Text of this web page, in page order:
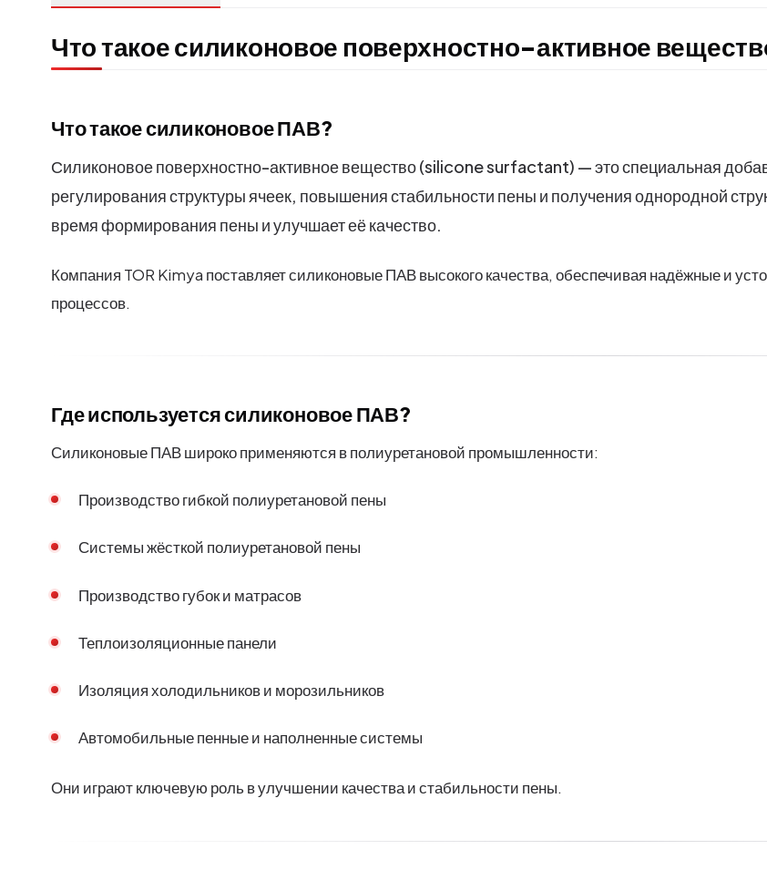
Что такое силиконовое поверхностно-активное
Что такое силиконовое ПАВ?
Силиконовое поверхностно-активное вещество (silicone surfactant) — это специальная
регулирования структуры ячеек, повышения стабильности пены и получения однородной
время формирования пены и улучшает её качество.
Компания TOR Kimya поставляет силиконовые ПАВ высокого качества, обеспечивая надёжные и
процессов.
Где используется силиконовое ПАВ?
Силиконовые ПАВ широко применяются в полиуретановой промышленности:
Производство гибкой полиуретановой пены
Системы жёсткой полиуретановой пены
Производство губок и матрасов
Теплоизоляционные панели
Изоляция холодильников и морозильников
Автомобильные пенные и наполненные системы
Они играют ключевую роль в улучшении качества и стабильности пены.